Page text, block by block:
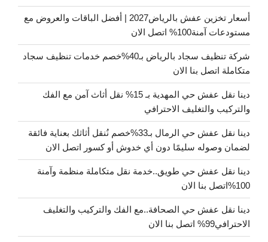
أسعار تخزين عفش بالرياض2027 | أفضل الباقات والعروض مع
مستودعات آمنة100% اتصل الان
شركة تنظيف سجاد بالرياض بـ40%خصم خدمات تنظيف سجاد
متكاملة اتصل بنا الان
دينا نقل عفش حي المهدية بـ 15% نقل أثاث آمن مع الفك
والتركيب والتغليف الاحترافي
دينا نقل عفش حي الرمال بـ33%خصم نُنقل أثاثك بعناية فائقة
لضمان وصوله سليمًا دون أي خدوش أو كسور اتصل الان
دينا نقل عفش حي طويق..خدمة نقل متكاملة منظمة وآمنة
100%اتصل بنا الان
دينا نقل عفش حي الصحافة..مع الفك والتركيب والتغليف
الاحترافي99% اتصل بنا الان